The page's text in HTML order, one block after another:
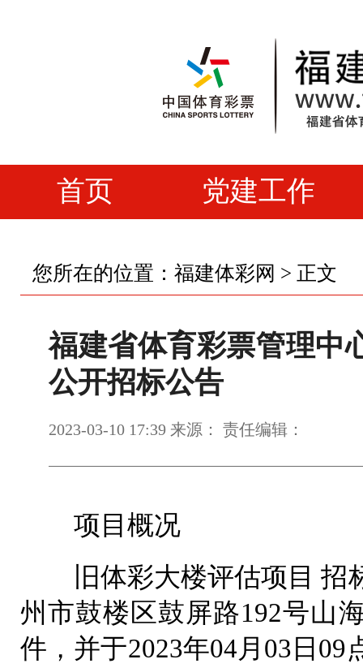
首页 党建工作
您所在的位置： 福建体彩网 > 正文
福建省体育彩票管理中
公开招标公告
2023-03-10 17:39 来源： 责任编辑：
项目概况
旧体彩大楼评估项目 招
州市鼓楼区鼓屏路192号山
件，并于2023年04月03日